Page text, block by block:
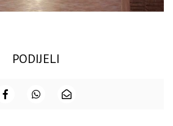
PODIJELI